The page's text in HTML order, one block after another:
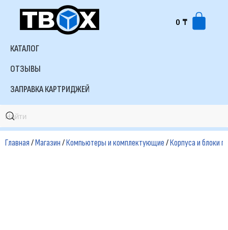
Перейти
содержимому
0 ₸
КАТАЛОГ
ОТЗЫВЫ
ЗАПРАВКА КАРТРИДЖЕЙ
Главная/Магазин/Компьютеры и комплектующие/Корпуса и блоки